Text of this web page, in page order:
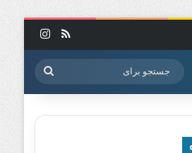
خوراک
پوسته جستجو
برای